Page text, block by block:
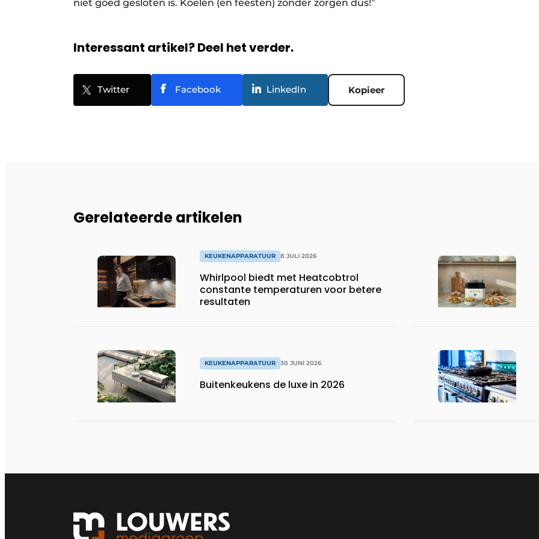
niet goed gesloten is. Koelen (en feesten) zonder zorgen dus!”
Interessant artikel? Deel het verder.
Twitter Facebook LinkedIn Kopieer
Gerelateerde artikelen
KEUKENAPPARATUUR 8 JULI 2026
Whirlpool biedt met Heatcobtrol
constante temperaturen voor betere
resultaten
KEUKENAPPARATUUR 30 JUNI 2026
Buitenkeukens de luxe in 2026